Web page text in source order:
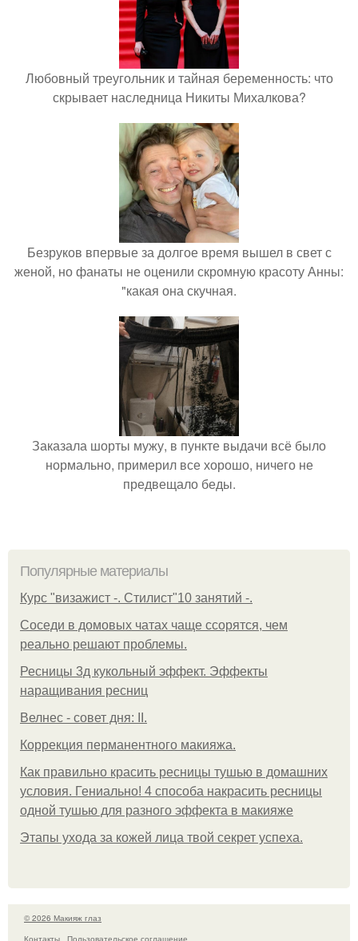
Любовный треугольник и тайная беременность: что
скрывает наследница Никиты Михалкова?
Безруков впервые за долгое время вышел в свет с
женой, но фанаты не оценили скромную красоту Анны:
"какая она скучная.
Заказала шорты мужу, в пункте выдачи всё было
нормально, примерил все хорошо, ничего не
предвещало беды.
Популярные материалы
Курс "визажист -. Стилист"10 занятий -.
Соседи в домовых чатах чаще ссорятся, чем
реально решают проблемы.
Ресницы 3д кукольный эффект. Эффекты
наращивания ресниц
Велнес - совет дня: II.
Коррекция перманентного макияжа.
Как правильно красить ресницы тушью в домашних
условия. Гениально! 4 способа накрасить ресницы
одной тушью для разного эффекта в макияже
Этапы ухода за кожей лица твой секрет успеха.
© 2026 Макияж глаз